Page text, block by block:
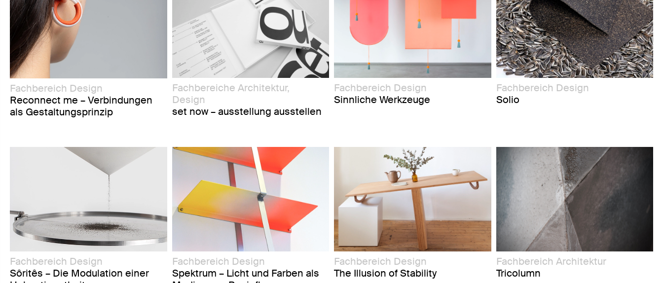
Fachbereich Design
Reconnect me – Verbindungen
als Gestaltungsprinzip
Fachbereiche Architektur,
Design
set now – ausstellung ausstellen
Fachbereich Design
Sinnliche Werkzeuge
Fachbereich Design
Solio
Fachbereich Design
Sôritês – Die Modulation einer
Fachbereich Design
Spektrum – Licht und Farben als
Fachbereich Design
The Illusion of Stability
Fachbereich Architektur
Tricolumn